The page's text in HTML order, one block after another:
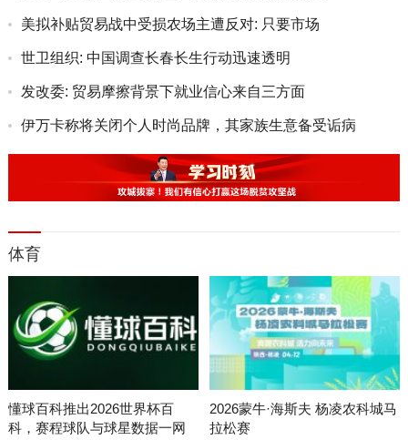
美拟补贴贸易战中受损农场主遭反对: 只要市场
世卫组织: 中国调查长春长生行动迅速透明
发改委: 贸易摩擦背景下就业信心来自三方面
伊万卡称将关闭个人时尚品牌，其家族生意备受诟病
体育
懂球百科推出2026世界杯百
科，赛程球队与球星数据一网
2026蒙牛·海斯夫 杨凌农科城马
拉松赛